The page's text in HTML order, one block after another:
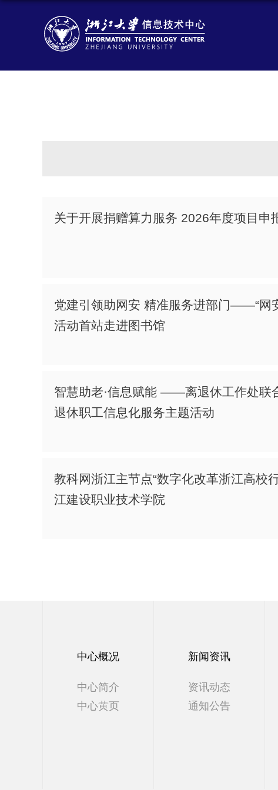
关于开展捐赠算力服务 2026年度项目申
党建引领助网安 精准服务进部门——“网
活动首站走进图书馆
智慧助老·信息赋能 ——离退休工作处联
退休职工信息化服务主题活动
教科网浙江主节点“数字化改革浙江高
江建设职业技术学院
中心概况
中心简介
中心黄页
新闻资讯
资讯动态
通知公告